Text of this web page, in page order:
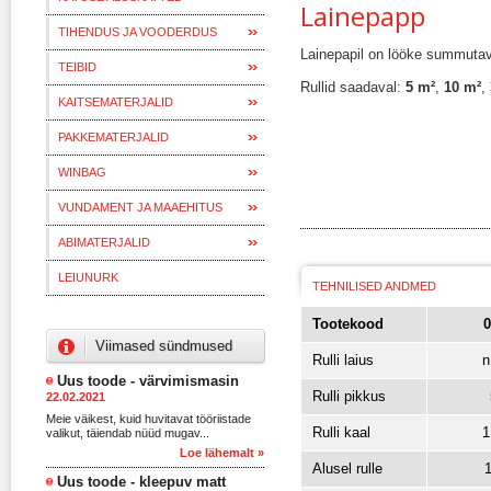
TIHENDUS JA VOODERDUS
TEIBID
KAITSEMATERJALID
PAKKEMATERJALID
WINBAG
VUNDAMENT JA MAAEHITUS
ABIMATERJALID
LEIUNURK
Viimased sündmused
Uus toode - värvimismasin
22.02.2021
Meie väikest, kuid huvitavat tööriistade
valikut, täiendab nüüd mugav...
Loe lähemalt »
Uus toode - kleepuv matt
Lainepapp
Lainepapil on lööke
Rullid saadaval: 5 m², 10 m²,
TEHNILISED ANDMED
Tootekood
Rulli laius
Rulli pikkus
Rulli kaal
Alusel rulle